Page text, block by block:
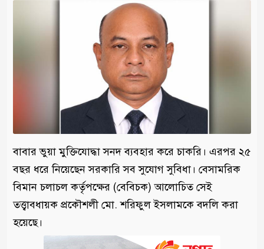
বাবার ভুয়া মুক্তিযোদ্ধা সনদ ব্যবহার করে চাকরি। এরপর ২৫
বছর ধরে নিয়েছেন সরকারি সব সুযোগ সুবিধা। বেসামরিক
বিমান চলাচল কর্তৃপক্ষের (বেবিচক) আলোচিত সেই
তত্ত্বাবধায়ক প্রকৌশলী মো. শরিফুল ইসলামকে বদলি করা
হয়েছে।